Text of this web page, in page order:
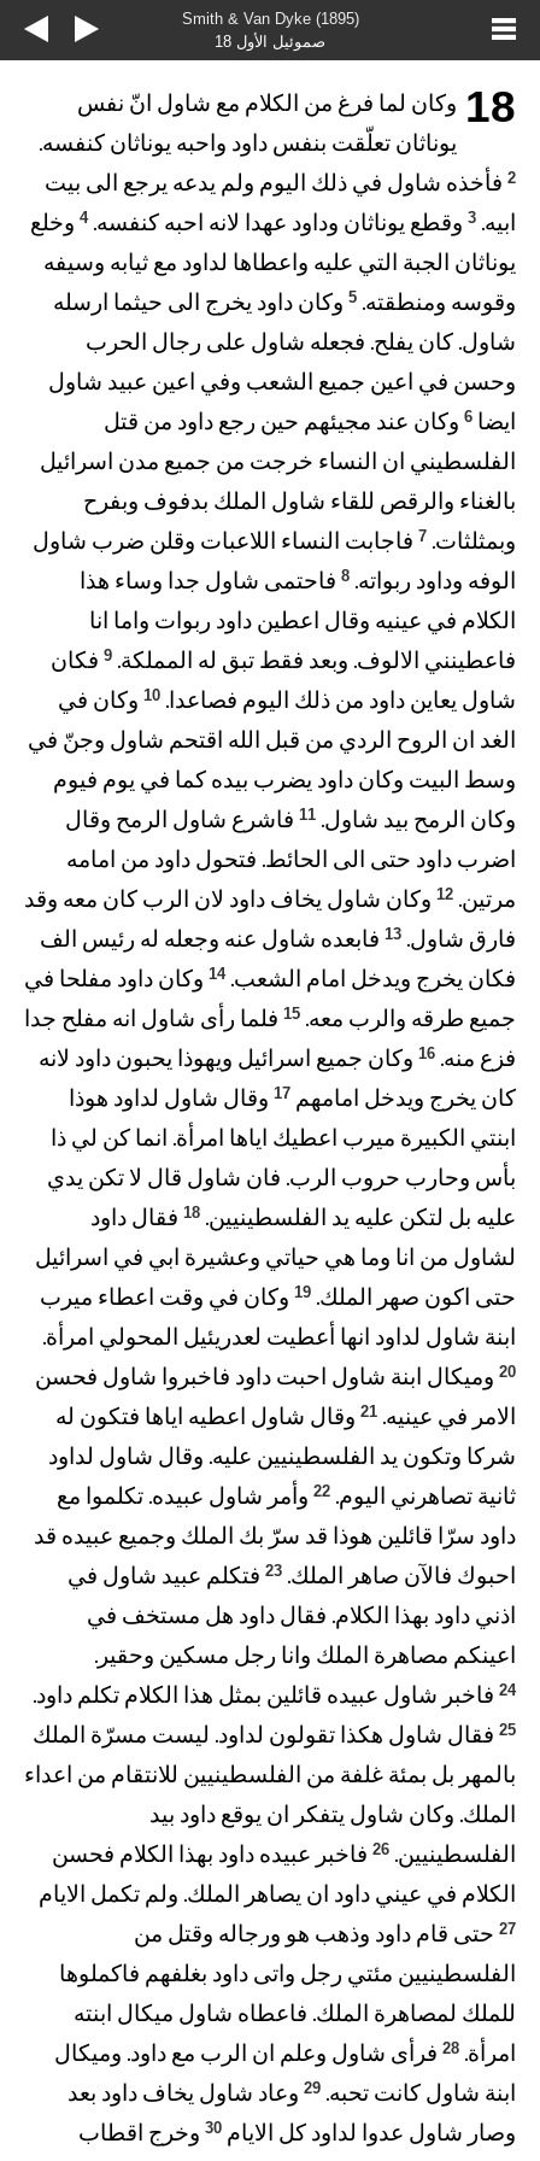
Smith & Van Dyke (1895)
صموئيل الأول 18
18 وكان لما فرغ من الكلام مع شاول انّ نفس
يوناثان تعلّقت بنفس داود واحبه يوناثان كنفسه.
2 فأخذه شاول في ذلك اليوم ولم يدعه يرجع الى بيت
ابيه. 3 وقطع يوناثان وداود عهدا لانه احبه كنفسه. 4 وخلع
يوناثان الجبة التي عليه واعطاها لداود مع ثيابه وسيفه
وقوسه ومنطقته. 5 وكان داود يخرج الى حيثما ارسله
شاول. كان يفلح. فجعله شاول على رجال الحرب
وحسن في اعين جميع الشعب وفي اعين عبيد شاول
ايضا 6 وكان عند مجيئهم حين رجع داود من قتل
الفلسطيني ان النساء خرجت من جميع مدن اسرائيل
بالغناء والرقص للقاء شاول الملك بدفوف وبفرح
وبمثلثات. 7 فاجابت النساء اللاعبات وقلن ضرب شاول
الوفه وداود ربواته. 8 فاحتمى شاول جدا وساء هذا
الكلام في عينيه وقال اعطين داود ربوات واما انا
فاعطينني الالوف. وبعد فقط تبق له المملكة. 9 فكان
شاول يعاين داود من ذلك اليوم فصاعدا. 10 وكان في
الغد ان الروح الردي من قبل الله اقتحم شاول وجنّ في
وسط البيت وكان داود يضرب بيده كما في يوم فيوم
وكان الرمح بيد شاول. 11 فاشرع شاول الرمح وقال
اضرب داود حتى الى الحائط. فتحول داود من امامه
مرتين. 12 وكان شاول يخاف داود لان الرب كان معه وقد
فارق شاول. 13 فابعده شاول عنه وجعله له رئيس الف
فكان يخرج ويدخل امام الشعب. 14 وكان داود مفلحا في
جميع طرقه والرب معه. 15 فلما رأى شاول انه مفلح جدا
فزع منه. 16 وكان جميع اسرائيل ويهوذا يحبون داود لانه
كان يخرج ويدخل امامهم 17 وقال شاول لداود هوذا
ابنتي الكبيرة ميرب اعطيك اياها امرأة. انما كن لي ذا
بأس وحارب حروب الرب. فان شاول قال لا تكن يدي
عليه بل لتكن عليه يد الفلسطينيين. 18 فقال داود
لشاول من انا وما هي حياتي وعشيرة ابي في اسرائيل
حتى اكون صهر الملك. 19 وكان في وقت اعطاء ميرب
ابنة شاول لداود انها أعطيت لعدريئيل المحولي امرأة.
20 وميكال ابنة شاول احبت داود فاخبروا شاول فحسن
الامر في عينيه. 21 وقال شاول اعطيه اياها فتكون له
شركا وتكون يد الفلسطينيين عليه. وقال شاول لداود
ثانية تصاهرني اليوم. 22 وأمر شاول عبيده. تكلموا مع
داود سرّا قائلين هوذا قد سرّ بك الملك وجميع عبيده قد
احبوك فالآن صاهر الملك. 23 فتكلم عبيد شاول في
اذني داود بهذا الكلام. فقال داود هل مستخف في
اعينكم مصاهرة الملك وانا رجل مسكين وحقير.
24 فاخبر شاول عبيده قائلين بمثل هذا الكلام تكلم داود.
25 فقال شاول هكذا تقولون لداود. ليست مسرّة الملك
بالمهر بل بمئة غلفة من الفلسطينيين للانتقام من اعداء
الملك. وكان شاول يتفكر ان يوقع داود بيد
الفلسطينيين. 26 فاخبر عبيده داود بهذا الكلام فحسن
الكلام في عيني داود ان يصاهر الملك. ولم تكمل الايام
27 حتى قام داود وذهب هو ورجاله وقتل من
الفلسطينيين مئتي رجل واتى داود بغلفهم فاكملوها
للملك لمصاهرة الملك. فاعطاه شاول ميكال ابنته
امرأة. 28 فرأى شاول وعلم ان الرب مع داود. وميكال
ابنة شاول كانت تحبه. 29 وعاد شاول يخاف داود بعد
وصار شاول عدوا لداود كل الايام 30 وخرج اقطاب